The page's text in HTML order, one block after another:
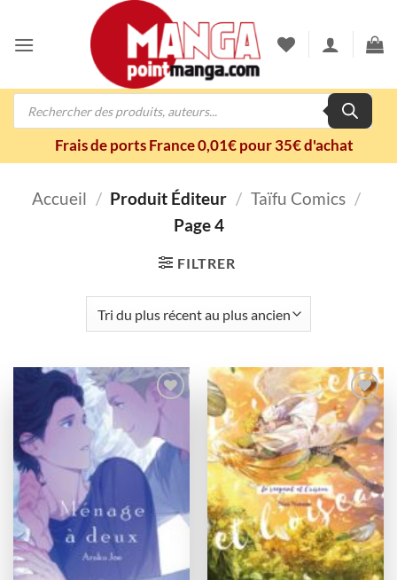
contenu
Recherche
Frais de ports France 0,01€ pour 35€ d'achat
Accueil / Produit Éditeur / Taïfu Comics /
Page 4
FILTRER
à la
wishlist
Ajouter
à la
wishlist